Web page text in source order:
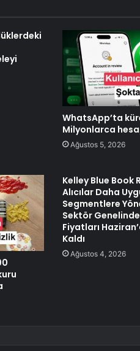
WhatsApp’ta
Milyonlarca
Ağustos 5, 2026
Kelley Blue Book
Alıcılar Daha
Segmentlere
Sektör
Fiyatları
Kaldı
Ağustos 4, 2026